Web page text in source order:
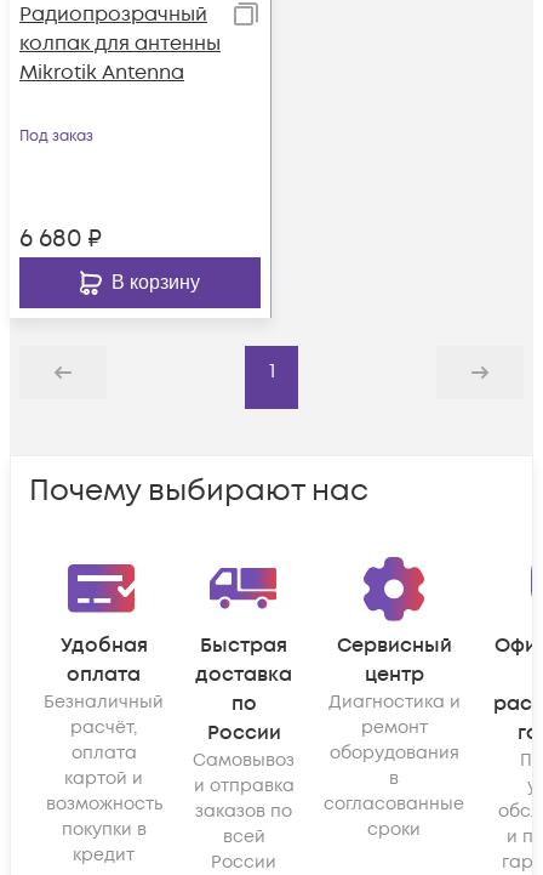
Радиопрозрачный
колпак для антенны
Mikrotik Antenna
Под заказ
6 680 ₽
В корзину
Назад
1
Дальше
Почему выбирают нас
Удобная
оплата
Безналичный
расчёт,
оплата
картой и
возможность
покупки в
кредит
Быстрая
доставка
по
России
Самовывоз
и отправка
заказов по
всей
России
Сервисный
центр
Диагностика и
ремонт
оборудования
в
согласованные
сроки
и